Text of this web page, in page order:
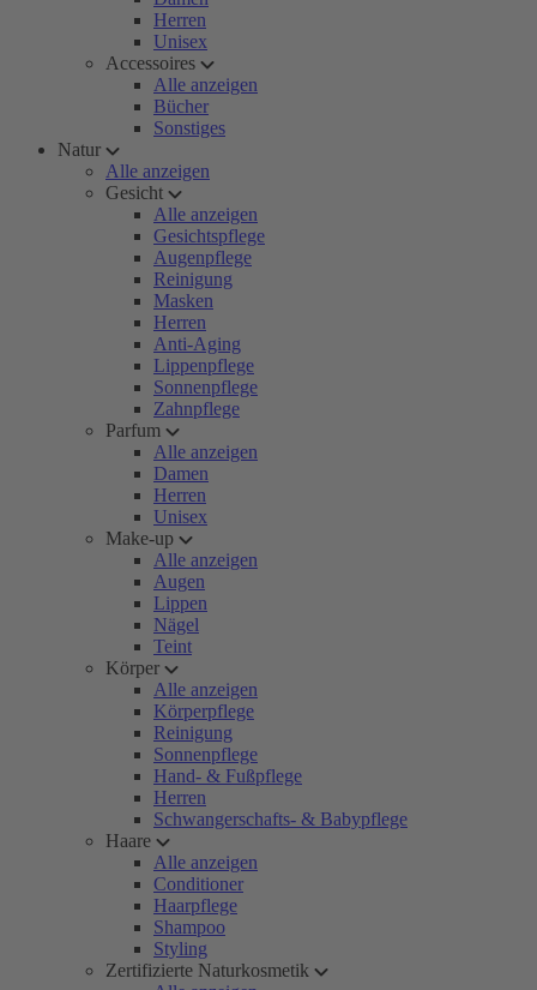
Herren
Unisex
Accessoires
Alle anzeigen
Bücher
Sonstiges
Natur
Alle anzeigen
Gesicht
Alle anzeigen
Gesichtspflege
Augenpflege
Reinigung
Masken
Herren
Anti-Aging
Lippenpflege
Sonnenpflege
Zahnpflege
Parfum
Alle anzeigen
Damen
Herren
Unisex
Make-up
Alle anzeigen
Augen
Lippen
Nägel
Teint
Körper
Alle anzeigen
Körperpflege
Reinigung
Sonnenpflege
Hand- & Fußpflege
Herren
Schwangerschafts- & Babypflege
Haare
Alle anzeigen
Conditioner
Haarpflege
Shampoo
Styling
Zertifizierte Naturkosmetik